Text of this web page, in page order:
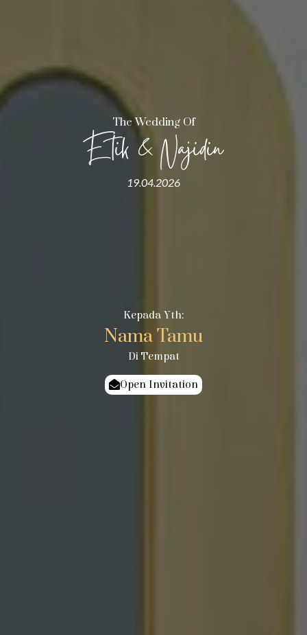
The Wedding Of
Etik & Najidin
19.04.2026
Kepada Yth:
Nama Tamu
Di Tempat
Open Invitation